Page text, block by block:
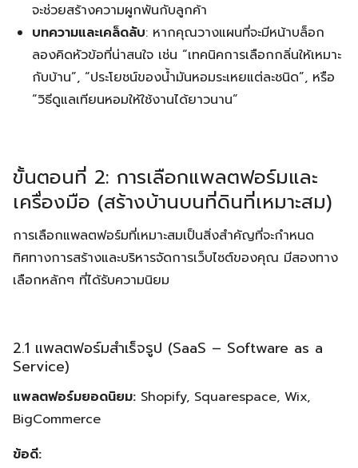
จะช่วยสร้างความผูกพันกับลูกค้า
บทความและเคล็ดลับ: หากคุณวางแผนที่จะมีหน้าบล็อก
ลองคิดหัวข้อที่น่าสนใจ เช่น “เทคนิคการเลือกกลิ่นให้เหมาะ
กับบ้าน”, “ประโยชน์ของน้ำมันหอมระเหยแต่ละชนิด”, หรือ
“วิธีดูแลเทียนหอมให้ใช้งานได้ยาวนาน”
ขั้นตอนที่ 2: การเลือกแพลตฟอร์มและ
เครื่องมือ (สร้างบ้านบนที่ดินที่เหมาะสม)
การเลือกแพลตฟอร์มที่เหมาะสมเป็นสิ่งสำคัญที่จะกำหนด
ทิศทางการสร้างและบริหารจัดการเว็บไซต์ของคุณ มีสองทาง
เลือกหลักๆ ที่ได้รับความนิยม
2.1 แพลตฟอร์มสำเร็จรูป (SaaS – Software as a
Service)
แพลตฟอร์มยอดนิยม: Shopify, Squarespace, Wix,
BigCommerce
ข้อดี: